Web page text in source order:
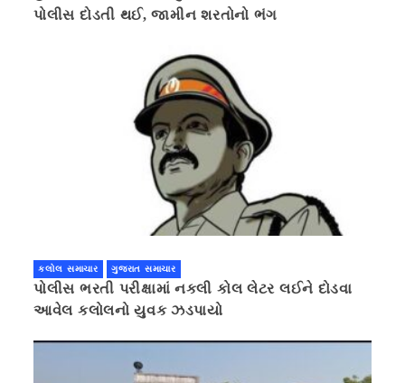
પોલીસ દોડતી થઈ, જામીન શરતોનો ભંગ
કલોલ સમાચાર ગુજરાત સમાચાર
પોલીસ ભરતી પરીક્ષામાં નકલી કોલ લેટર લઈને દોડવા
આવેલ કલોલનો યુવક ઝડપાયો